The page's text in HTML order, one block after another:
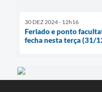
30 DEZ 2024 - 12h16
Feriado e ponto
fecha nesta terça (31/